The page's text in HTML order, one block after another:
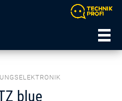
blue